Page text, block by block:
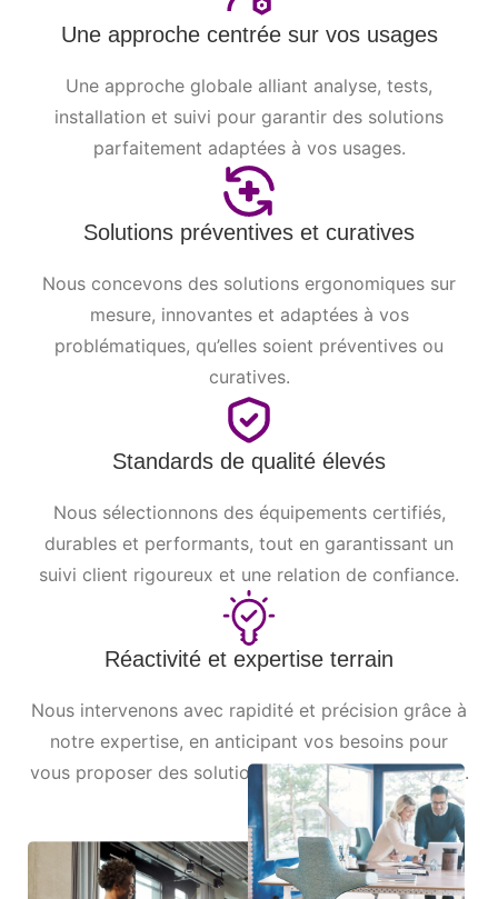
Une approche centrée sur vos usages
Une approche globale alliant analyse, tests,
installation et suivi pour garantir des solutions
parfaitement adaptées à vos usages.
Solutions préventives et curatives
Nous concevons des solutions ergonomiques sur
mesure, innovantes et adaptées à vos
problématiques, qu’elles soient préventives ou
curatives.
Standards de qualité élevés
Nous sélectionnons des équipements certifiés,
durables et performants, tout en garantissant un
suivi client rigoureux et une relation de confiance.
Réactivité et expertise terrain
Nous intervenons avec rapidité et précision grâce à
notre expertise, en anticipant vos besoins pour
vous proposer des solutions efficaces et évolutives.